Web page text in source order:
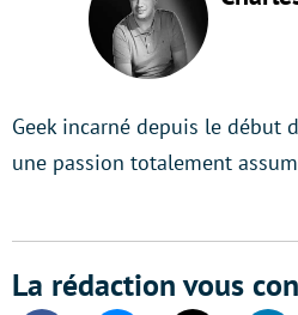
Geek incarné depuis le début
une passion totalement
La rédaction vous